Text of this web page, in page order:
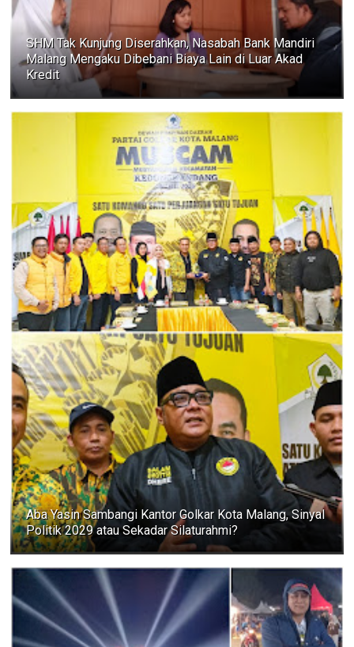
SHM Tak Kunjung Diserahkan, Nasabah Bank Mandiri
Malang Mengaku Dibebani Biaya Lain di Luar Akad
Kredit
Aba Yasin Sambangi Kantor Golkar Kota Malang, Sinyal
Politik 2029 atau Sekadar Silaturahmi?